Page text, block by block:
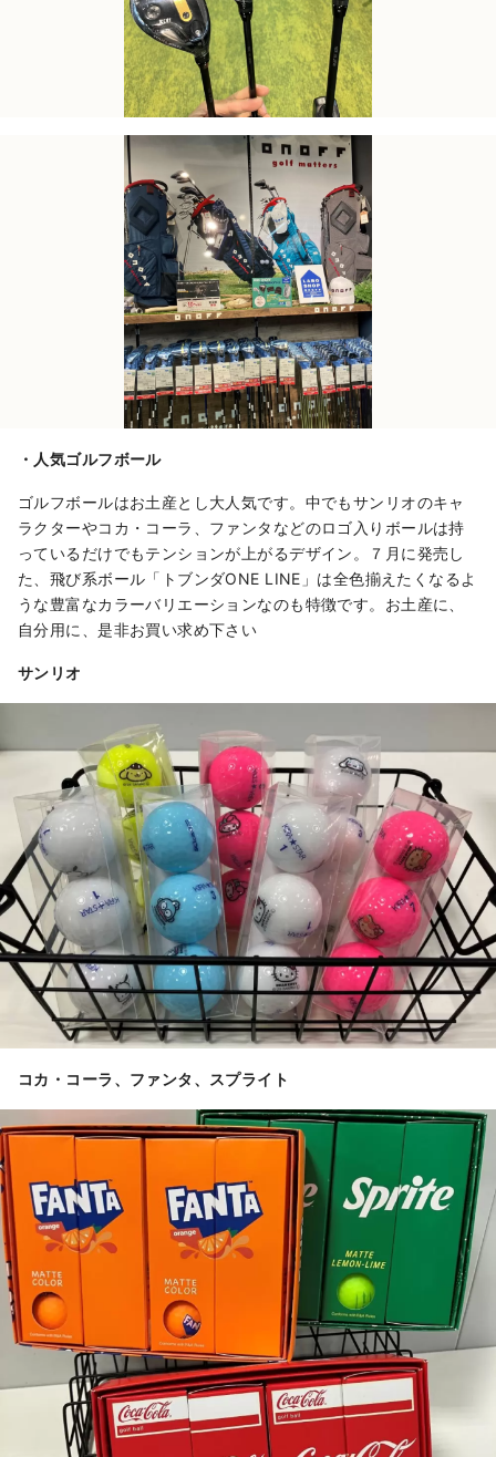
・人気ゴルフボール
ゴルフボールはお土産とし大人気です。中でもサンリオのキャ
ラクターやコカ・コーラ、ファンタなどのロゴ入りボールは持
っているだけでもテンションが上がるデザイン。７月に発売し
た、飛び系ボール「トブンダONE LINE」は全色揃えたくなるよ
うな豊富なカラーバリエーションなのも特徴です。お土産に、
自分用に、是非お買い求め下さい
サンリオ
コカ・コーラ、ファンタ、スプライト